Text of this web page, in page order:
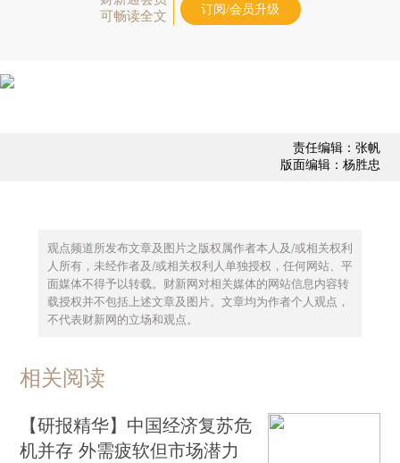
可畅读全文
订阅/会员升级
责任编辑：张帆
版面编辑：杨胜忠
观点频道所发布文章及图片之版权属作者本人及/或相关权利
人所有，未经作者及/或相关权利人单独授权，任何网站、平
面媒体不得予以转载。财新网对相关媒体的网站信息内容转
载授权并不包括上述文章及图片。文章均为作者个人观点，
不代表财新网的立场和观点。
相关阅读
【研报精华】中国经济复苏危
机并存 外需疲软但市场潜力